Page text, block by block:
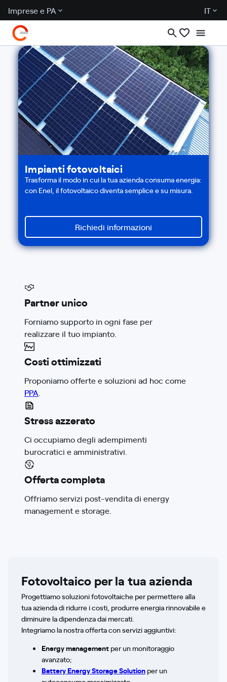
Imprese e PA IT
Impianti fotovoltaici
Trasforma il modo in cui la tua azienda consuma energia:
con Enel, il fotovoltaico diventa semplice e su misura.
Richiedi informazioni
Partner unico
Forniamo supporto in ogni fase per
realizzare il tuo impianto.
Costi ottimizzati
Proponiamo offerte e soluzioni ad hoc come
PPA
Stress azzerato
Ci occupiamo degli adempimenti
burocratici e amministrativi.
Offerta completa
Offriamo servizi post-vendita di energy
management e storage.
Fotovoltaico per la tua azienda
Progettiamo soluzioni fotovoltaiche per permettere alla
tua azienda di ridurre i costi, produrre energia rinnovabile e
diminuire la dipendenza dai mercati.
Integriamo la nostra offerta con servizi aggiuntivi:
Energy management per un monitoraggio
avanzato;
Battery Energy Storage Solution per un